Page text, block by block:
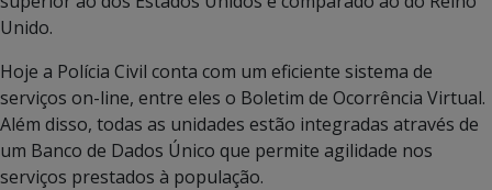
Unido.
Hoje a Polícia Civil conta com um eficiente sistema de
serviços on-line, entre eles o Boletim de Ocorrência Virtual.
Além disso, todas as unidades estão integradas através de
um Banco de Dados Único que permite agilidade nos
serviços prestados à população.